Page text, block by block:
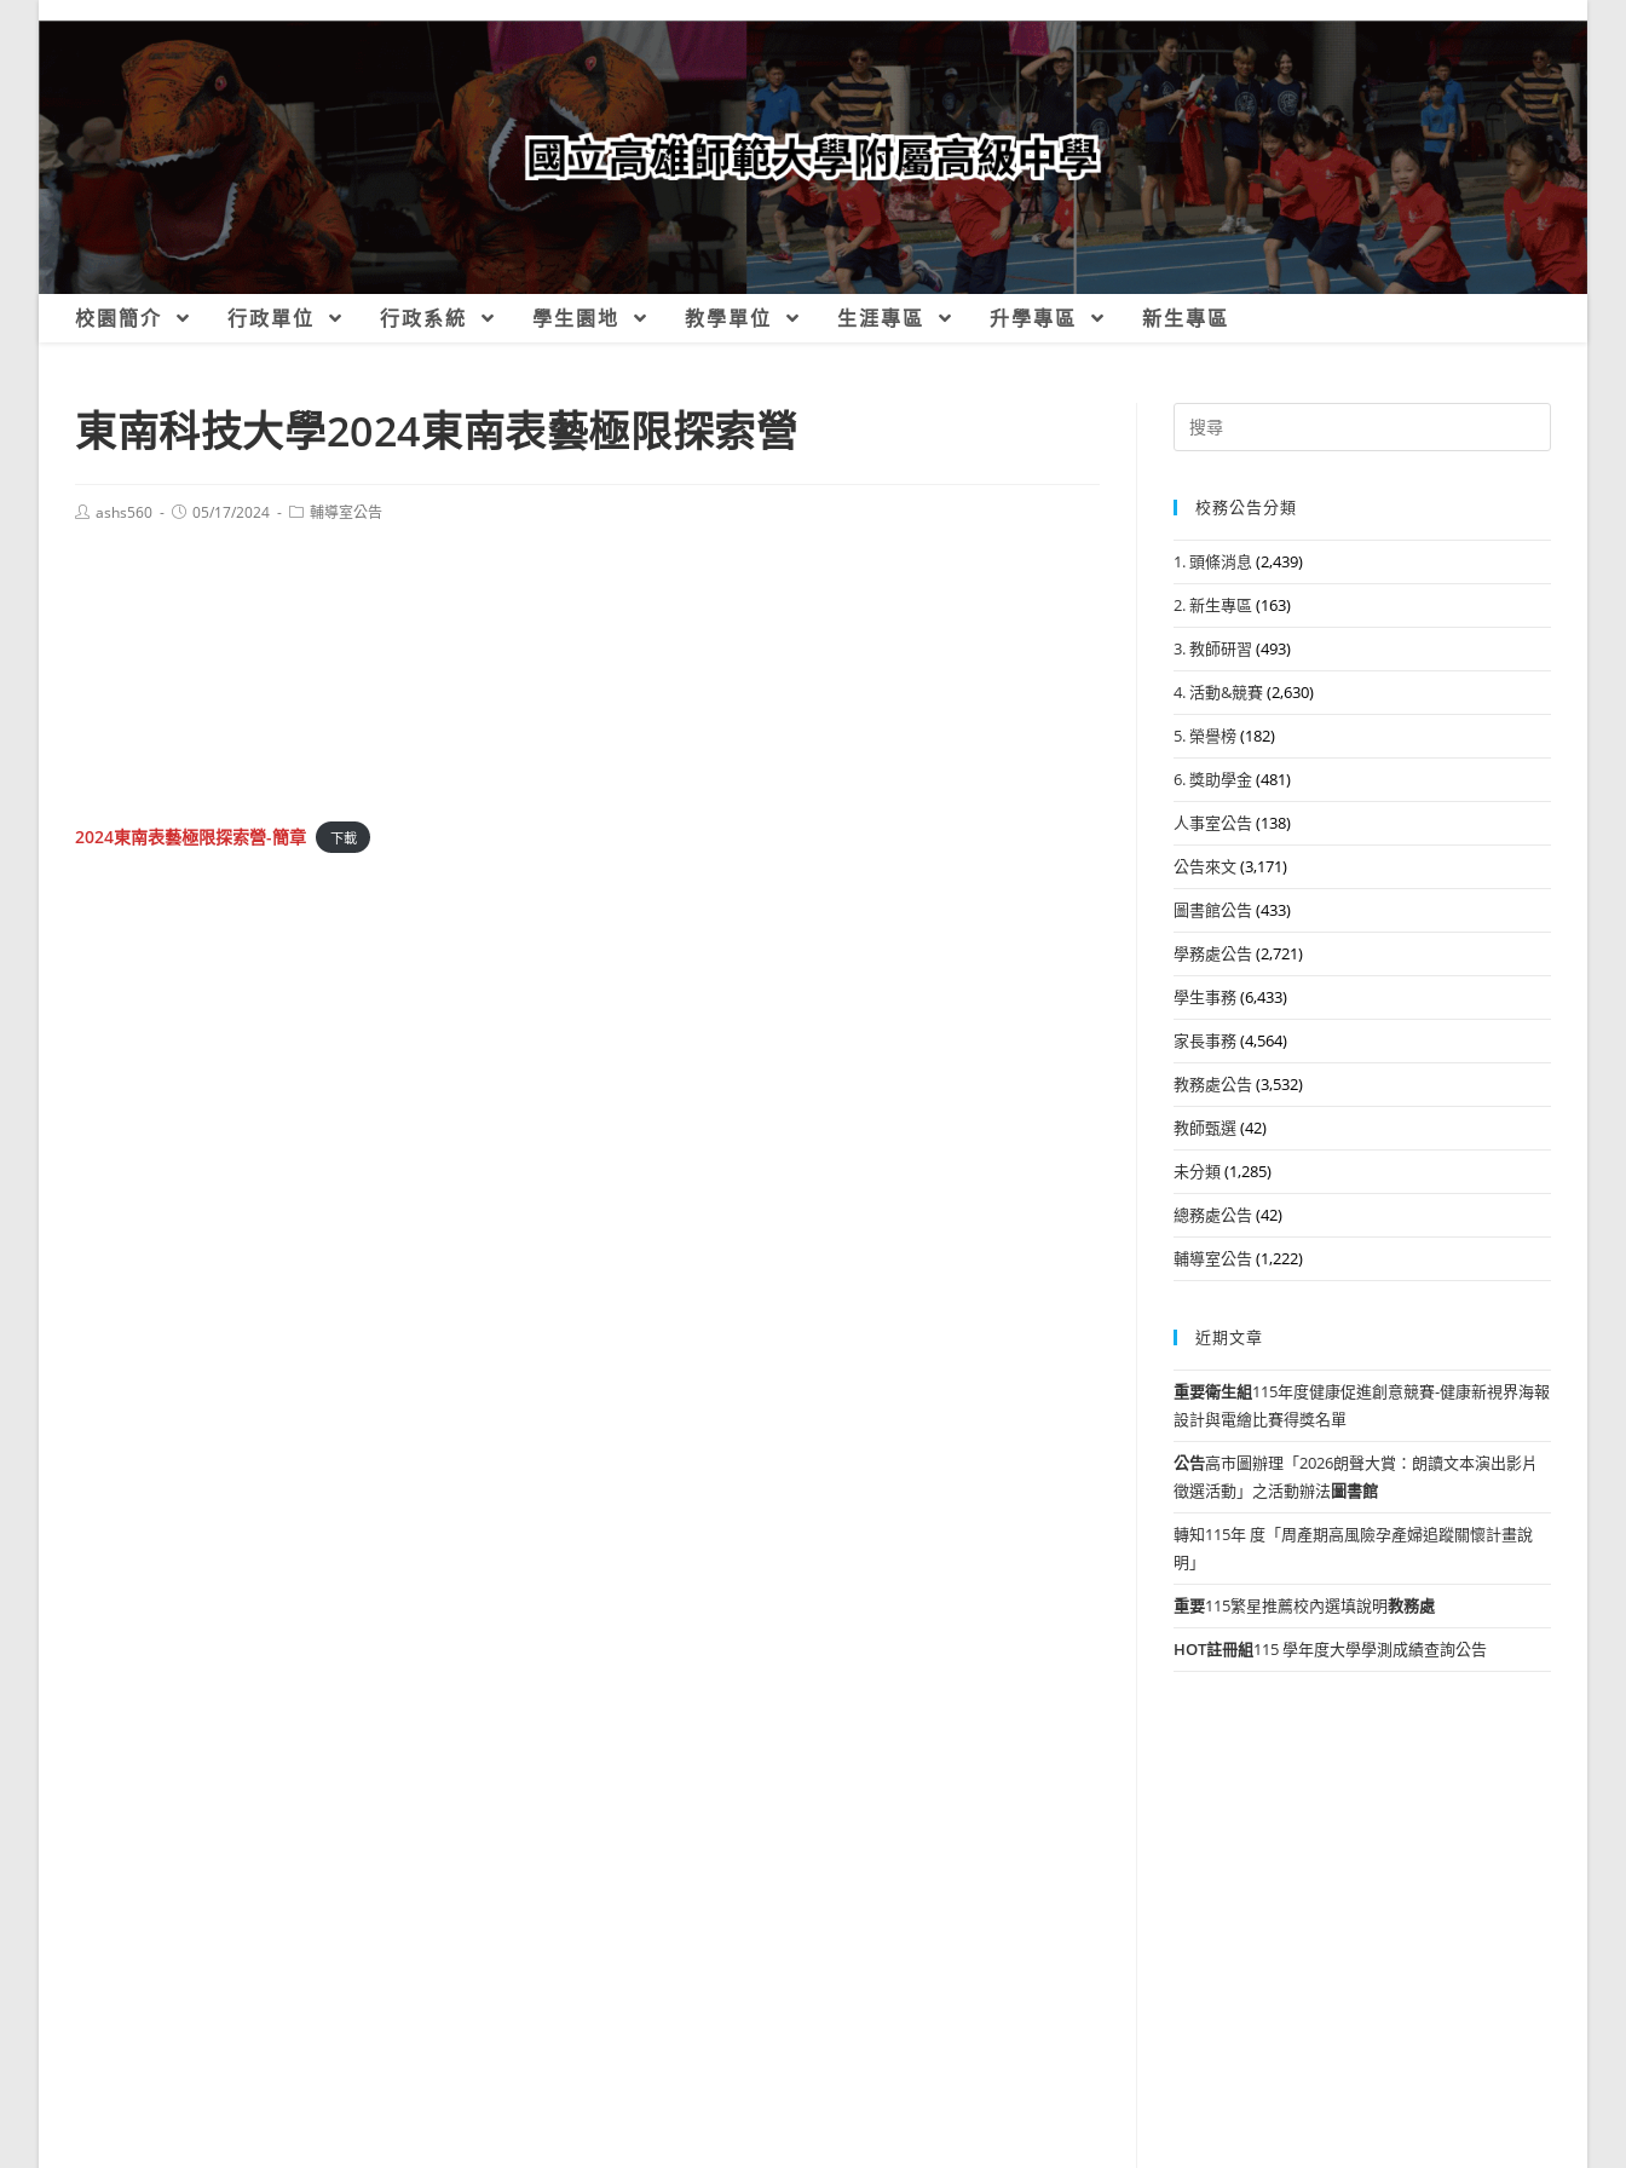
校園簡介 行政單位 行政系統 學生園地 教學單位 生涯專區 升學專區 新生專區
東南科技大學2024東南表藝極限探索營
Postashs560
Post05/17/2024
Post輔導室公告
2024東南表藝極限探索營-簡章 下載
Search
for:
校務公告分類
1. 頭條消息 (2,439)
2. 新生專區 (163)
3. 教師研習 (493)
4. 活動&競賽(2,630)
5. 榮譽榜(182)
6. 獎助學金(481)
人事室公告(138)
公告來文(3,171)
圖書館公告(433)
學務處公告(2,721)
學生事務(6,433)
家長事務(4,564)
教務處公告(3,532)
教師甄選(42)
未分類(1,285)
總務處公告(42)
輔導室公告(1,222)
近期文章
重要衛生組115年度健康促進創意競賽-健康新視界海報
設計與電繪比賽得獎名單
公告高市圖辦理「2026朗聲大賞：朗讀文本演出影片
徵選活動」之活動辦法圖書館
轉知115年 度「周產期高風險孕產婦追蹤關懷計畫說
明」
重要115繁星推薦校內選填說明教務處
HOT註冊組115 學年度大學學測成績查詢公告